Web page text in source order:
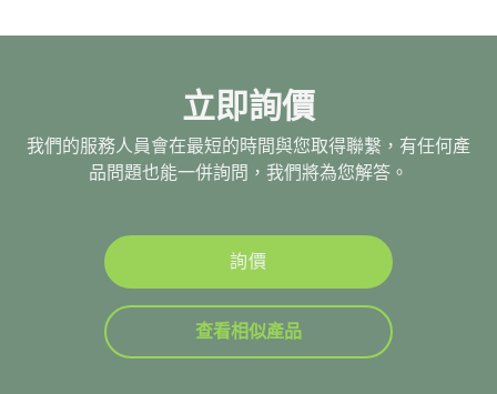
立即詢價
我們的服務人員會在最短的時間與您取得聯繫，有任何產
品問題也能一併詢問，我們將為您解答。
詢價
查看相似產品